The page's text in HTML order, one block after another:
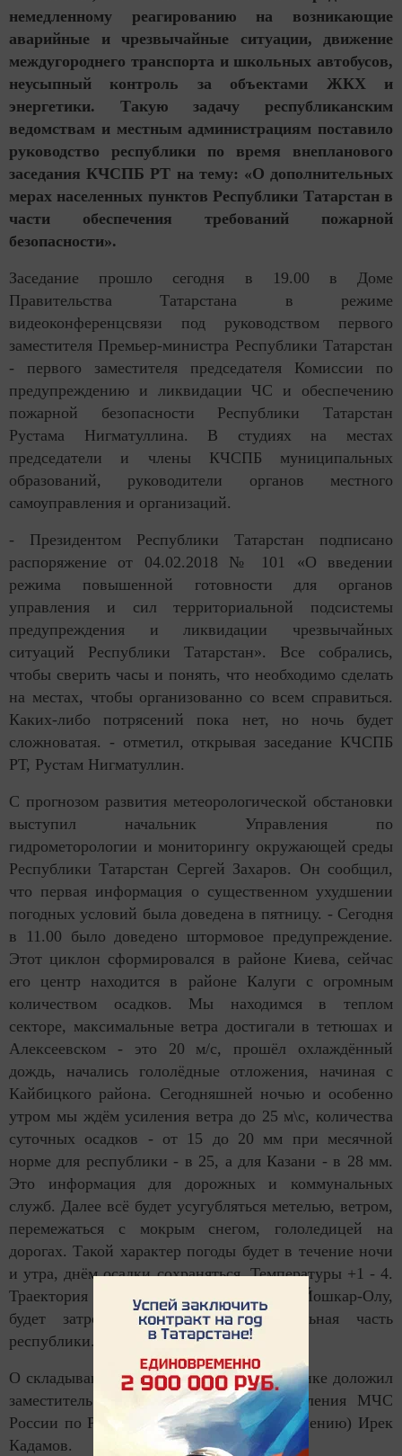
немедленному реагированию на возникающие
аварийные и чрезвычайные ситуации, движение
междугороднего транспорта и школьных автобусов,
неусыпный контроль за объектами ЖКХ и
энергетики. Такую задачу республиканским
ведомствам и местным администрациям поставило
руководство республики по время внепланового
заседания КЧСПБ РТ на тему: «О дополнительных
мерах населенных пунктов Республики Татарстан в
части обеспечения требований пожарной
безопасности».
Заседание прошло сегодня в 19.00 в Доме
Правительства Татарстана в режиме
видеоконференцсвязи под руководством первого
заместителя Премьер-министра Республики Татарстан
- первого заместителя председателя Комиссии по
предупреждению и ликвидации ЧС и обеспечению
пожарной безопасности Республики Татарстан
Рустама Нигматуллина. В студиях на местах
председатели и члены КЧСПБ муниципальных
образований, руководители органов местного
самоуправления и организаций.
- Президентом Республики Татарстан подписано
распоряжение от 04.02.2018 № 101 «О введении
режима повышенной готовности для органов
управления и сил территориальной подсистемы
предупреждения и ликвидации чрезвычайных
ситуаций Республики Татарстан». Все собрались,
чтобы сверить часы и понять, что необходимо сделать
на местах, чтобы организованно со всем справиться.
Каких-либо потрясений пока нет, но ночь будет
сложноватая. - отметил, открывая заседание КЧСПБ
РТ, Рустам Нигматуллин.
С прогнозом развития метеорологической обстановки
выступил начальник Управления по
гидрометорологии и мониторингу окружающей среды
Республики Татарстан Сергей Захаров. Он сообщил,
что первая информация о существенном ухудшении
погодных условий была доведена в пятницу. - Сегодня
в 11.00 было доведено штормовое предупреждение.
Этот циклон сформировался в районе Киева, сейчас
его центр находится в районе Калуги с огромным
количеством осадков. Мы находимся в теплом
секторе, максимальные ветра достигали в тетюшах и
Алексеевском - это 20 м/с, прошёл охлаждённый
дождь, начались гололёдные отложения, начиная с
Кайбицкого района. Сегодняшней ночью и особенно
утром мы ждём усиления ветра до 25 м\с, количества
суточных осадков - от 15 до 20 мм при месячной
норме для республики - в 25, а для Казани - в 28 мм.
Это информация для дорожных и коммунальных
служб. Далее всё будет усугубляться метелью, ветром,
перемежаться с мокрым снегом, гололедицей на
дорогах. Такой характер погоды будет в течение ночи
и утра, днём осадки сохраняться. Температуры +1 - 4.
Траектория этого циклона пройдёт через Йошкар-Олу,
будет затронута западная и центральная часть
республики.
О складывающейся обстановке в республике доложил
заместитель начальника Главного управления МЧС
России по РТ (по антикризисному управлению) Ирек
Кадамов.